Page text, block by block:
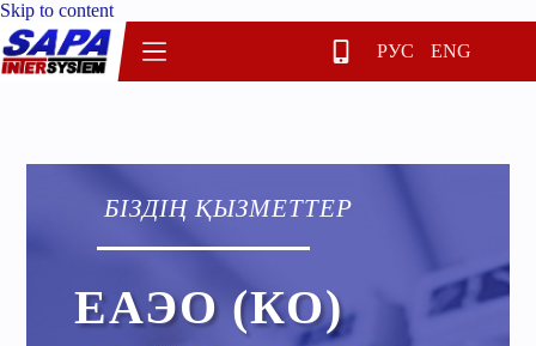
Skip to content
РУС
ENG
БІЗДІҢ ҚЫЗМЕТТЕР
ЕАЭО (КО)